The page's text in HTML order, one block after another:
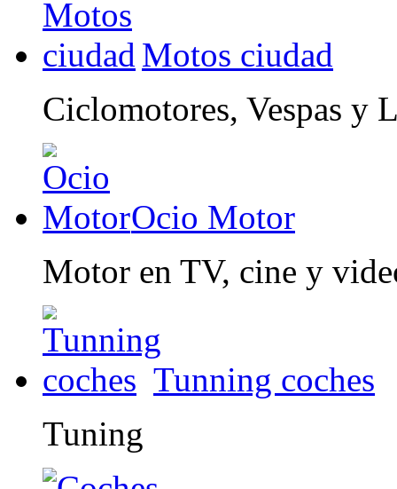
Motos ciudad
Ciclomotores, Vespas y
Ocio Motor
Motor en TV, cine y
Tunning coches
Tuning